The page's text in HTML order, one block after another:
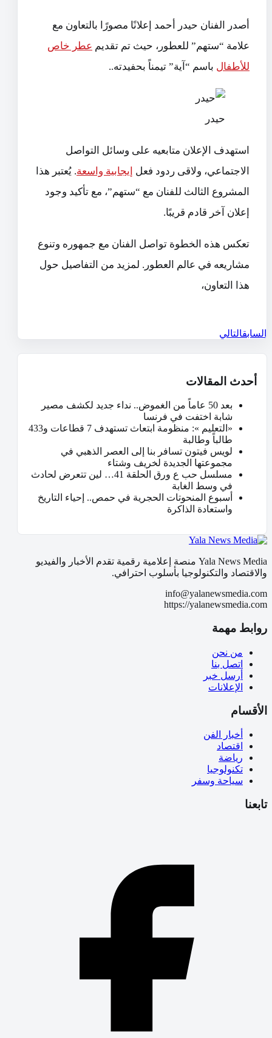
أصدر الفنان حيدر أحمد إعلانًا مصورًا بالتعاون مع
علامة “ستهم” للعطور، حيث تم تقديم عطر خاص
للأطفال باسم “آية” تيمناً بحفيدته..
حيدر
استهدف الإعلان متابعيه على وسائل التواصل
الاجتماعي، ولاقى ردود فعل إيجابية واسعة. يُعتبر هذا
المشروع الثالث للفنان مع “ستهم”، مع تأكيد وجود
إعلان آخر قادم قريبًا.
تعكس هذه الخطوة تواصل الفنان مع جمهوره وتنوع
مشاريعه في عالم العطور. لمزيد من التفاصيل حول
هذا التعاون،
السابقالتالي
أحدث المقالات
بعد 50 عاماً من الغموض.. نداء جديد لكشف مصير
شابة اختفت في فرنسا
«التعليم »: منظومة ابتعاث تستهدف 7 قطاعات و433
طالباً وطالبة
لويس فيتون تسافر بنا إلى العصر الذهبي في
مجموعتها الجديدة لخريف وشتاء
مسلسل حب ع ورق الحلقة 41… لين تتعرض لحادث
في وسط الغابة
أسبوع المنحوتات الحجرية في حمص.. إحياء التاريخ
واستعادة الذاكرة
Yala News Media منصة إعلامية رقمية تقدم الأخبار والفيديو
والاقتصاد والتكنولوجيا بأسلوب احترافي.
info@yalanewsmedia.com
https://yalanewsmedia.com
روابط مهمة
من نحن
اتصل بنا
أرسل خبر
الإعلانات
الأقسام
أخبار الفن
اقتصاد
رياضة
تكنولوجيا
سياحة وسفر
تابعنا